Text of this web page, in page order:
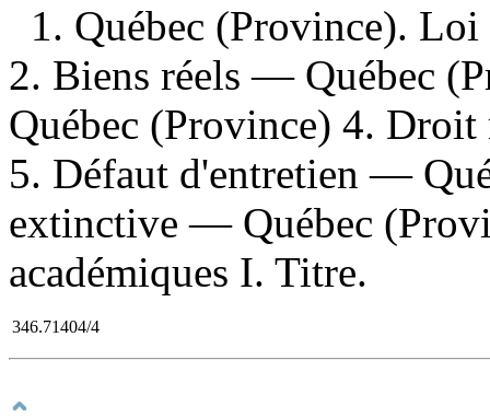
1. Québec (Province).
2. Biens réels — Québec
Québec (Province) 4.
5. Défaut d'entretien —
extinctive — Québec
académiques I. Titre.
346.71404/4